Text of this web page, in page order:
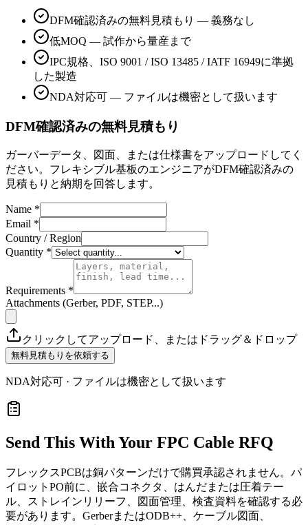
DFM確認済みの無料見積もり — 義務なし
低MOQ — 試作から量産まで
IPC規格、ISO 9001 / ISO 13485 / IATF 16949に準拠
した製造
NDA対応可 — ファイルは機密として扱います
DFM確認済みの無料見積もり
ガーバーデータ、図面、または仕様書をアップロードしてく
ださい。フレキシブル基板のエンジニアがDFM確認済みの
見積もりと納期を回答します。
Name *
Email *
Country / Region
Quantity *
Requirements *
Attachments (Gerber, PDF, STEP...)
クリックしてアップロード、またはドラッグ＆ドロップ
無料見積もりを依頼する
NDA対応可 · ファイルは機密として扱います
Send This With Your FPC Cable RFQ
フレックスPCBは銅パターンだけで購買承認されません。パ
イロットPO前に、嵌合コネクタ、はんだまたは圧着テー
ル、ストレインリリーフ、図面管理、検査資料を確認する必
要があります。GerberまたはODB++、ケーブル図面、